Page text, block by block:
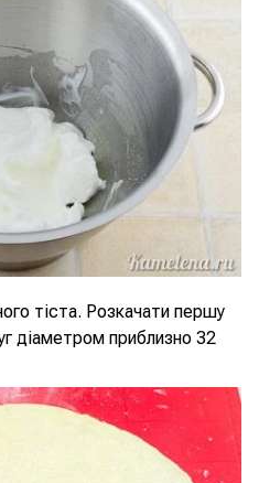
тіста. Розкачати першу
діаметром приблизно 32